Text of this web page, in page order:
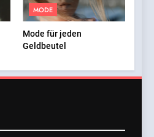
MODE
Mode für jeden
Geldbeutel